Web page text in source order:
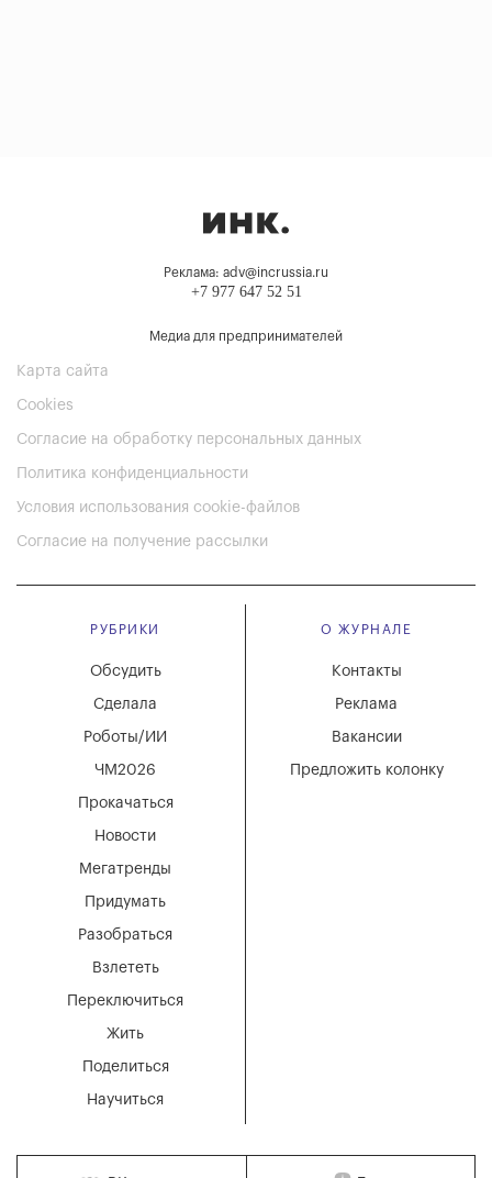
Реклама: adv@incrussia.ru
+7 977 647 52 51
Медиа для предпринимателей
Карта сайта
Cookies
Согласие на обработку персональных данных
Политика конфиденциальности
Условия использования cookie-файлов
Согласие на получение рассылки
РУБРИКИ
Мегатренды
Придумать
Разобраться
Взлететь
Новости
Переключиться
Жить
Поделиться
Научиться
Обсудить
Сделала
Роботы/ИИ
ЧМ2026
Прокачаться
О ЖУРНАЛЕ
Вакансии
Реклама
Контакты
Предложить колонку